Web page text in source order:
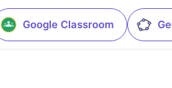
Google Classroom